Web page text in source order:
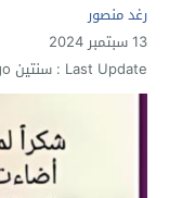
رغد منصور
13 سبتمبر 2024
Last Update : سنتين ago